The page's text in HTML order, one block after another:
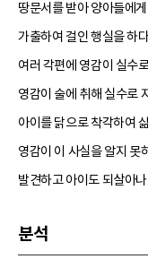
땅문서를 받아 양아들에
가출하여 걸인 행실을 하
여러 각편에 영감이 실수
영감이 술에 취해 실수로
아이를 닭으로 착각하여
영감이 이 사실을 알지 못
발견하고 아이도 되살아
분석